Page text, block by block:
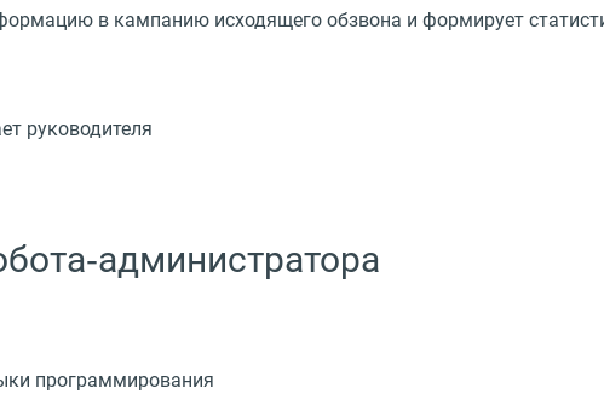
в кампанию исходящего обзвона и формирует
руководителя
программирования